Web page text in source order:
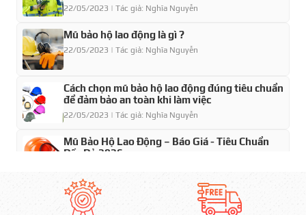
22/05/2023 | Tác giả: Nghĩa Nguyễn
Mũ bảo hộ lao động là gì ?
22/05/2023 | Tác giả: Nghĩa Nguyễn
Cách chọn mũ bảo hộ lao động đúng tiêu chuẩn
để đảm bảo an toàn khi làm việc
22/05/2023 | Tác giả: Nghĩa Nguyễn
Mũ Bảo Hộ Lao Động – Báo Giá - Tiêu Chuẩn
Đầy Đủ 2026
Mũ Bảo hộ lao động Nhật Quang giá bao nhiêu
tiền